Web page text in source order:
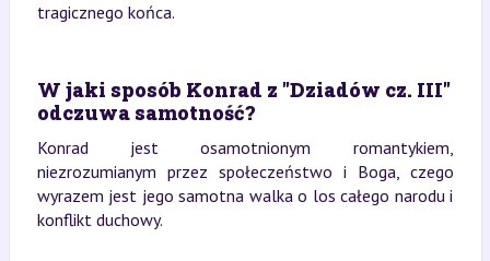
tragicznego końca.
W jaki sposób Konrad z "Dziadów cz. III"
odczuwa samotność?
Konrad jest osamotnionym romantykiem,
niezrozumianym przez społeczeństwo i Boga, czego
wyrazem jest jego samotna walka o los całego narodu i
konflikt duchowy.